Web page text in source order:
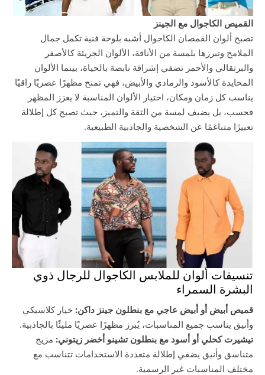
القميص الكاجوال مع الجينز
تصبح ألوان القمصان الكاجوال أشبه بلوحة فنية تكمل جمال
الملامح وتبرزها بلمسة من الأناقة، الألوان الجريئة كالأصفر
والبرتقالي والأحمر تضفي إشراقة نابضة بالحياة، بينما الألوان
المحايدة كالأسود والرمادي والأبيض، فهي تمنح مظهرًا عصريًا راقيًا
يناسب كل زمان ومكان، اختيار الألوان المناسبة لا يعزز المظهر
فحسب، بل يضيف لمسة من الثقة والتميز، حيث تصبح كل إطلالة
تعبيرًا متناغمًا عن الشخصية والجاذبية الطبيعية.
تنسيقات ألوان للملابس الكاجوال للرجال ذوي
البشرة السمراء
قميص أبيض أو أبيض عاجي مع بنطلون جينز داكن: خيار كلاسيكي
وأنيق يناسب جميع المناسبات، يُبرز مظهرًا عصريًا مليئًا بالجاذبية.
تيشيرت كحلي أو أسود مع بنطلون تشينو أخضر زيتوني: مزيج
متناسق وأنيق يضفي إطلالة متعددة الاستخدامات تتناسب مع
مختلف المناسبات غير الرسمية.